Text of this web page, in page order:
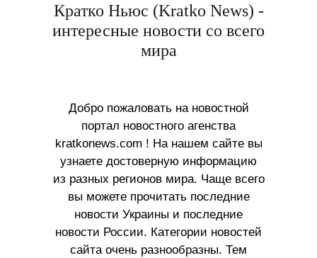
Кратко Ньюс (Kratko News) -
интересные новости со всего
мира
Добро пожаловать на новостной
портал новостного агенства
kratkonews.com ! На нашем сайте вы
узнаете достоверную информацию
из разных регионов мира. Чаще всего
вы можете прочитать последние
новости Украины и последние
новости России. Категории новостей
сайта очень разнообразны. Тем